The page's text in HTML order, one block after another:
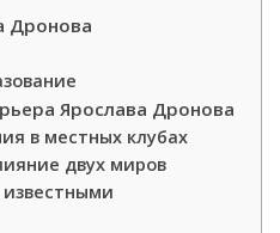
Дронова
Ярослава Дронова
в местных клубах
двух миров
известными